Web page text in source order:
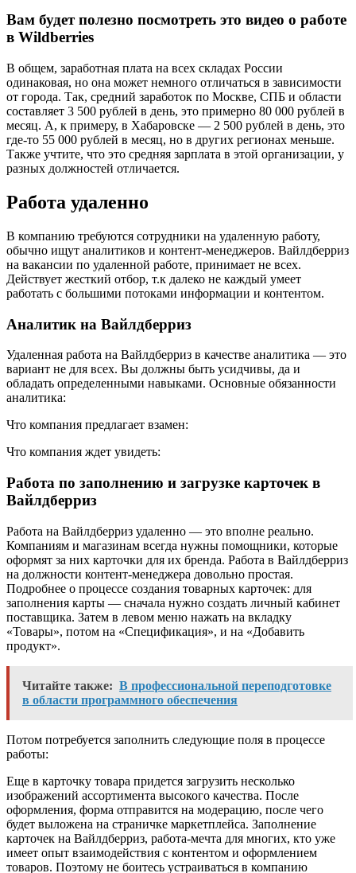
Вам будет полезно посмотреть это видео о работе
в Wildberries
В общем, заработная плата на всех складах России
одинаковая, но она может немного отличаться в зависимости
от города. Так, средний заработок по Москве, СПБ и области
составляет 3 500 рублей в день, это примерно 80 000 рублей в
месяц. А, к примеру, в Хабаровске — 2 500 рублей в день, это
где-то 55 000 рублей в месяц, но в других регионах меньше.
Также учтите, что это средняя зарплата в этой организации, у
разных должностей отличается.
Работа удаленно
В компанию требуются сотрудники на удаленную работу,
обычно ищут аналитиков и контент-менеджеров. Вайлдберриз
на вакансии по удаленной работе, принимает не всех.
Действует жесткий отбор, т.к далеко не каждый умеет
работать с большими потоками информации и контентом.
Аналитик на Вайлдберриз
Удаленная работа на Вайлдберриз в качестве аналитика — это
вариант не для всех. Вы должны быть усидчивы, да и
обладать определенными навыками. Основные обязанности
аналитика:
Что компания предлагает взамен:
Что компания ждет увидеть:
Работа по заполнению и загрузке карточек в
Вайлдберриз
Работа на Вайлдберриз удаленно — это вполне реально.
Компаниям и магазинам всегда нужны помощники, которые
оформят за них карточки для их бренда. Работа в Вайлдберриз
на должности контент-менеджера довольно простая.
Подробнее о процессе создания товарных карточек: для
заполнения карты — сначала нужно создать личный кабинет
поставщика. Затем в левом меню нажать на вкладку
«Товары», потом на «Спецификация», и на «Добавить
продукт».
Читайте также: В профессиональной переподготовке
в области программного обеспечения
Потом потребуется заполнить следующие поля в процессе
работы:
Еще в карточку товара придется загрузить несколько
изображений ассортимента высокого качества. После
оформления, форма отправится на модерацию, после чего
будет выложена на страничке маркетплейса. Заполнение
карточек на Вайлдберриз, работа-мечта для многих, кто уже
имеет опыт взаимодействия с контентом и оформлением
товаров. Поэтому не боитесь устраиваться в компанию